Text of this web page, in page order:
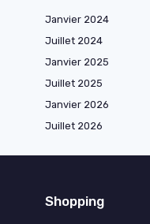
Janvier 2024
Juillet 2024
Janvier 2025
Juillet 2025
Janvier 2026
Juillet 2026
Shopping